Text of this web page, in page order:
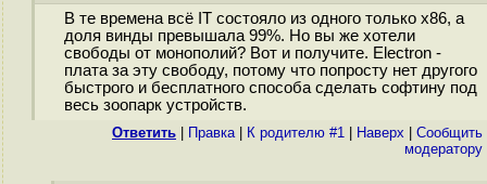
В те времена всё IT состояло из одного только x86, а
доля винды превышала 99%. Но вы же хотели
свободы от монополий? Вот и получите. Electron -
плата за эту свободу, потому что попросту нет другого
быстрого и бесплатного способа сделать софтину под
весь зоопарк устройств.
Ответить Правка| К родителю #1 Наверх
Cообщить
модератору